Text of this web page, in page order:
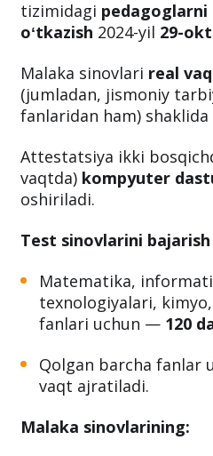
tizimidagi
oʻtkazish 2024-yil 29-
Malaka sinovlari real
(jumladan, jismoniy
fanlaridan ham) shaklida
Attestatsiya ikki
vaqtda) kompyuter
oshiriladi.
Test sinovlarini bajarish
Matematika,
texnologiyalari,
fanlari uchun — 120
Qolgan barcha fanlar
vaqt ajratiladi.
Malaka sinovlarining: